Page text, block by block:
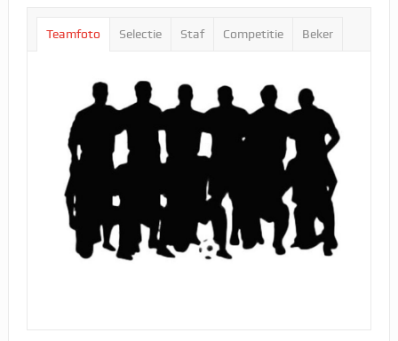
Teamfoto Selectie Staf Competitie Beker